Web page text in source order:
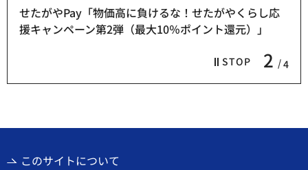
STOP 2 4
せたがやPay「物価高に負けるな！せたがやくらし応
援キャンペーン第2弾（最大10％ポイント還元）」
このサイトについて